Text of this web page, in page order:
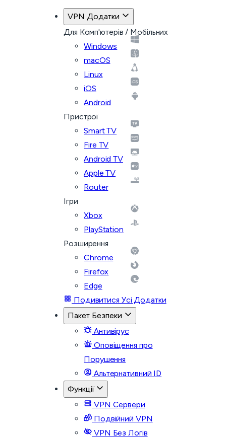
VPN Додатки
Для Комп'ютерів / Мобільних
Windows
macOS
Linux
iOS
Android
Пристрої
Smart TV
Fire TV
Android TV
Apple TV
Router
Ігри
Xbox
PlayStation
Розширення
Chrome
Firefox
Edge
Подивитися Усі Додатки
Пакет Безпеки
Антивірус
Оповіщення про
Порушення
Альтернативний ID
Функції
VPN Сервери
Подвійний VPN
VPN Без Логів